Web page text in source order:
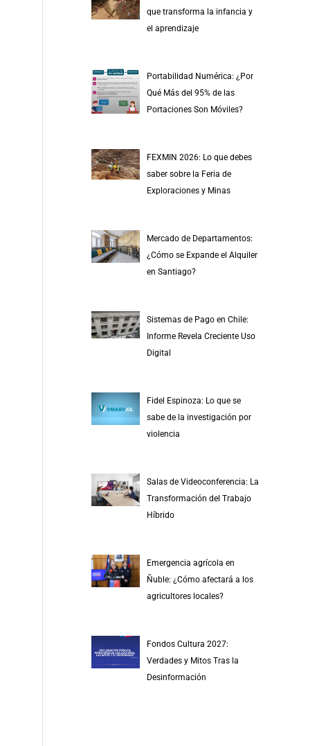
que transforma la infancia y
el aprendizaje
Portabilidad Numérica: ¿Por
Qué Más del 95% de las
Portaciones Son Móviles?
FEXMIN 2026: Lo que debes
saber sobre la Feria de
Exploraciones y Minas
Mercado de Departamentos:
¿Cómo se Expande el Alquiler
en Santiago?
Sistemas de Pago en Chile:
Informe Revela Creciente Uso
Digital
Fidel Espinoza: Lo que se
sabe de la investigación por
violencia
Salas de Videoconferencia: La
Transformación del Trabajo
Híbrido
Emergencia agrícola en
Ñuble: ¿Cómo afectará a los
agricultores locales?
Fondos Cultura 2027:
Verdades y Mitos Tras la
Desinformación